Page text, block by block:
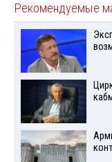
Рекомендуемые